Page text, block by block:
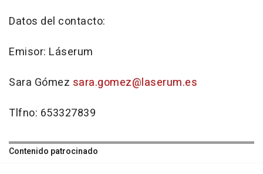
Datos del contacto:
Emisor: Láserum
Sara Gómez sara.gomez@laserum.es
Tlfno: 653327839
Contenido patrocinado